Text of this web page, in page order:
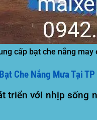
cấp bạt che nắng
Che Nắng Mưa Tại
triển với nhịp sống